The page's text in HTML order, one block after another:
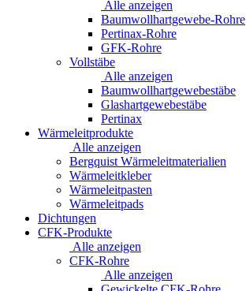
Alle anzeigen
Baumwollhartgewebe-Rohre
Pertinax-Rohre
GFK-Rohre
Vollstäbe
Alle anzeigen
Baumwollhartgewebestäbe
Glashartgewebestäbe
Pertinax
Wärmeleitprodukte
Alle anzeigen
Bergquist Wärmeleitmaterialien
Wärmeleitkleber
Wärmeleitpasten
Wärmeleitpads
Dichtungen
CFK-Produkte
Alle anzeigen
CFK-Rohre
Alle anzeigen